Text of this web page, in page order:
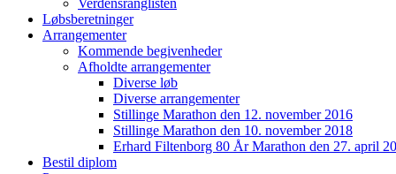
Verdensranglisten
Løbsberetninger
Arrangementer
Kommende begivenheder
Afholdte arrangementer
Diverse løb
Diverse arrangementer
Stillinge Marathon den 12. november 2016
Stillinge Marathon den 10. november 2018
Erhard Filtenborg 80 År Marathon den 27. april
Bestil diplom